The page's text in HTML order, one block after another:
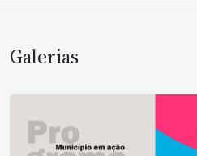
Galerias